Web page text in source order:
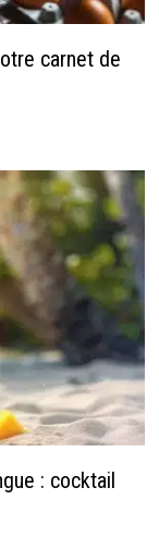
carnet de
: cocktail